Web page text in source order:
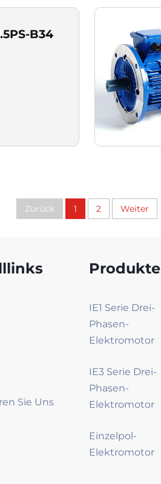
B34
Zurück 1 2 Weiter
Sie Uns
Produkte
IE1 Serie Drei-
Phasen-
Elektromotor
IE3 Serie Drei-
Phasen-
Elektromotor
Einzelpol-
Elektromotor